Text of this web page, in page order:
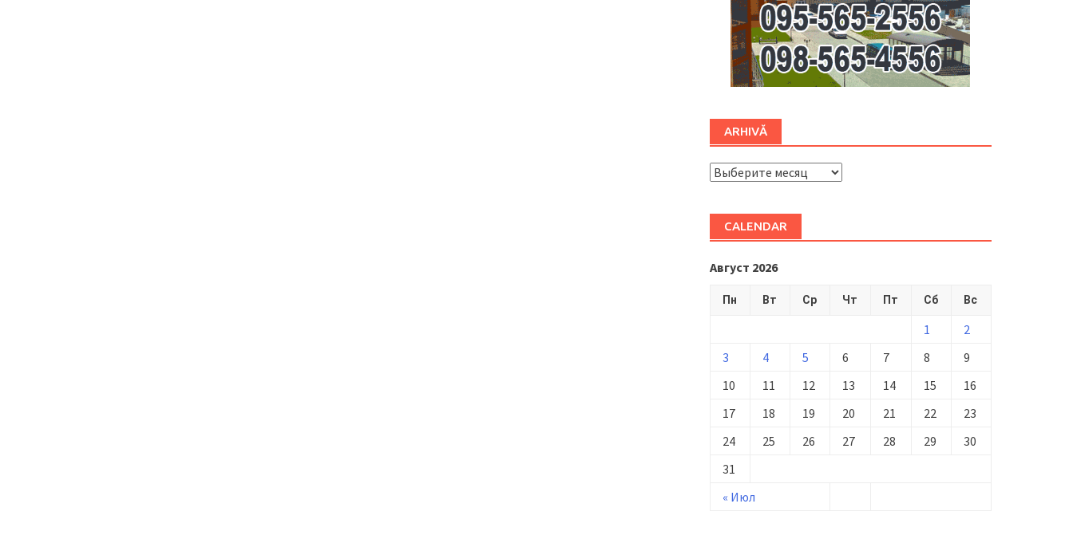
ARHIVĂ
ARHIVĂ
CALENDAR
Август 2026
Пн Вт Ср Чт Пт Сб Вс
« Июл
1
2
3
4 5 6 7 8
9
10
11 12 13 14 15
16
17
18 19 20 21 22
23
24
25 26 27 28 29
30
31